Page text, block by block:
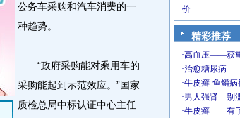
公务车采购和汽车消费的一
种趋势。
“政府采购能对乘用车的
采购能起到示范效应。”国家
质检总局中标认证中心主任
价
精彩推荐